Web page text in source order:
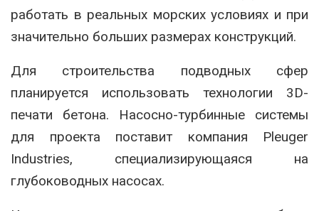
работать в реальных морских условиях и при
значительно больших размерах конструкций.
Для строительства подводных сфер
планируется использовать технологии 3D-
печати бетона. Насосно-турбинные системы
для проекта поставит компания Pleuger
Industries, специализирующаяся на
глубоководных насосах.